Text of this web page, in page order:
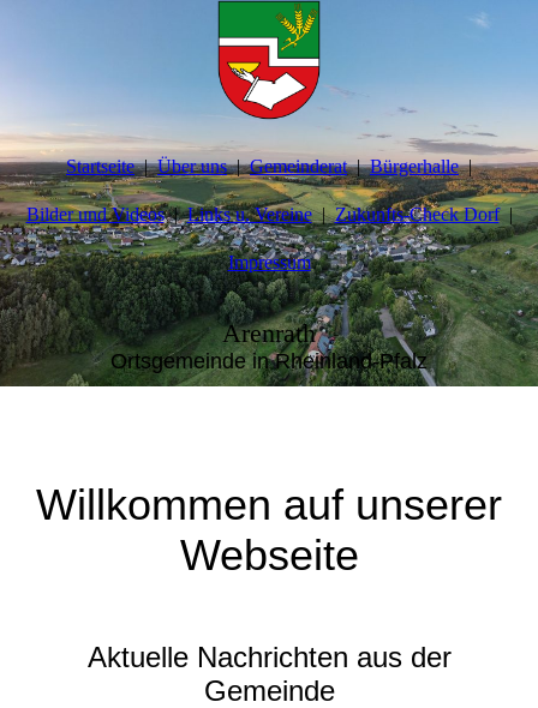
Startseite Über uns Gemeinderat Bürgerhalle
Bilder und Videos Links u. Vereine Zukunfts-Check Dorf
Impressum
Arenrath
Ortsgemeinde in Rheinland-Pfalz
Willkommen auf unserer
Webseite
Aktuelle Nachrichten aus der
Gemeinde